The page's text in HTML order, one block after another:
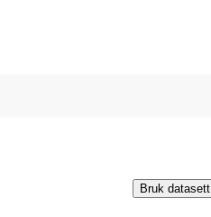
Bruk datasett